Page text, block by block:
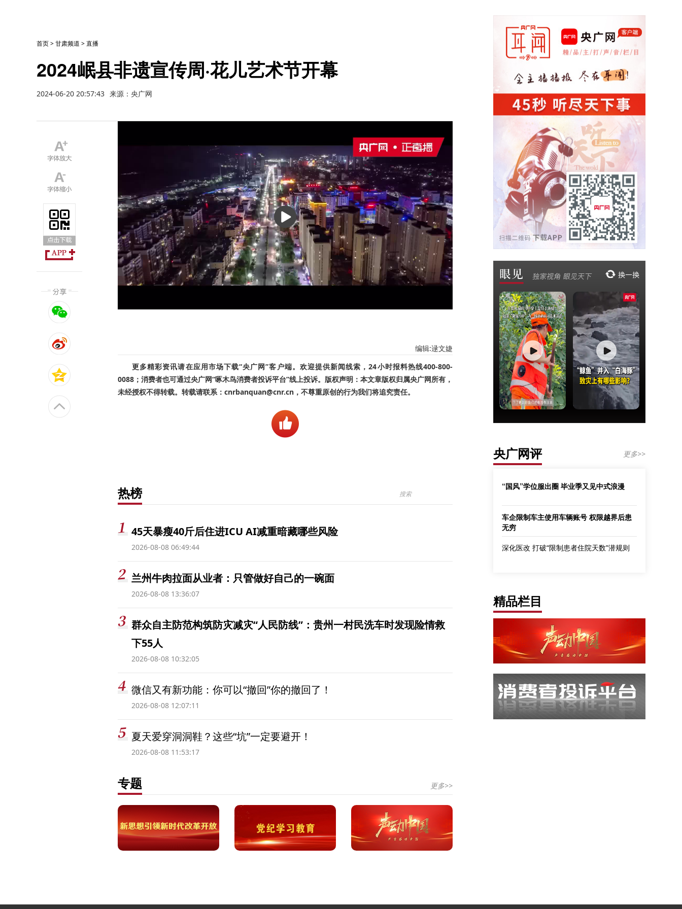
首页>甘肃频道 >直播
2024岷县非遗宣传周·花儿艺术节开幕
2024-06-20 20:57:43 来源：央广网
播
放
编辑:逯文婕
更多精彩资讯请在应用市场下载“央广网”客户端。欢迎提供新闻线索，24小时报料热线400-800-
0088；消费者也可通过央广网“啄木鸟消费者投诉平台”线上投诉。版权声明：本文章版权归属央广网所有，
未经授权不得转载。转载请联系：cnrbanquan@cnr.cn，不尊重原创的行为我们将追究责任。
热榜
45天暴瘦40斤后住进ICU AI减重暗藏哪些风险
2026-08-08 06:49:44
兰州牛肉拉面从业者：只管做好自己的一碗面
2026-08-08 13:36:07
群众自主防范构筑防灾减灾“人民防线”：贵州一村民洗车时发现险情救
下55人
2026-08-08 10:32:05
微信又有新功能：你可以“撤回”你的撤回了！
2026-08-08 12:07:11
夏天爱穿洞洞鞋？这些“坑”一定要避开！
2026-08-08 11:53:17
专题 更多>>
央广网评 更多>>
“国风”学位服出圈 毕业季又见中式浪漫
车企限制车主使用车辆账号 权限越界后患
无穷
深化医改 打破“限制患者住院天数”潜规则
精品栏目